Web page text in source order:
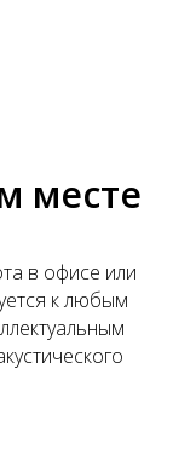
месте
в офисе или
к любым